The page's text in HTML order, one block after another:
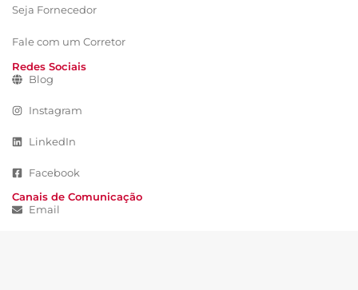
Seja Fornecedor
Fale com um Corretor
Redes Sociais
Blog
Instagram
LinkedIn
Facebook
Canais de Comunicação
Email